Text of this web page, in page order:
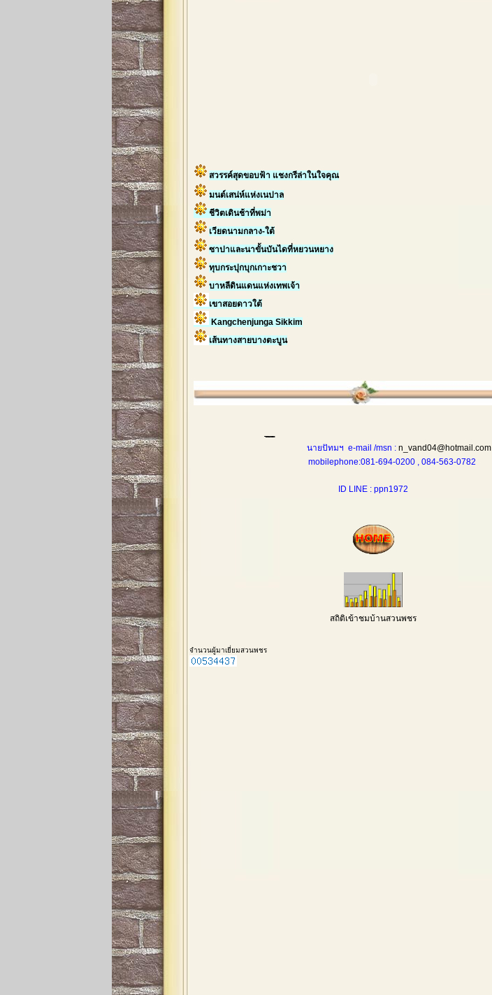
สวรรค์สุดขอบฟ้า แชงกรีล่าในใจคุณ
มนต์เสน่ห์แห่งเนปาล
ชีวิตเดินช้าที่พม่า
เวียดนามกลาง-ใต้
ซาปาและนาขั้นบันไดที่หยวนหยาง
ทุบกระปุกบุกเกาะชวา
บาหลีดินแดนแห่งเทพเจ้า
เขาสอยดาวใต้
Kangchenjunga Sikkim
เส้นทางสายบางตะบูน
นายปัทมฯ e-mail /msn : n_vand04@hotmail.com
mobilephone:081-694-0200 , 084-563-0782
ID LINE : ppn1972
สถิติเข้าชมบ้านสวนพชร
จำนวนผู้มาเยี่ยมสวนพชร